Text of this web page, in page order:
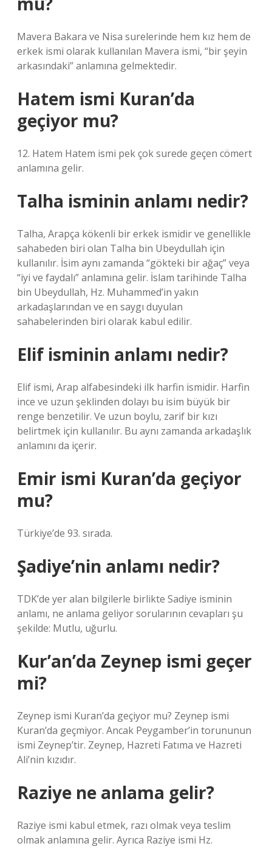
Mavera Bakara ve Nisa surelerinde hem kız hem de
erkek ismi olarak kullanılan Mavera ismi, “bir şeyin
arkasındaki” anlamına gelmektedir.
Hatem ismi Kuran’da
geçiyor mu?
12. Hatem Hatem ismi pek çok surede geçen cömert
anlamına gelir.
Talha isminin anlamı nedir?
Talha, Arapça kökenli bir erkek ismidir ve genellikle
sahabeden biri olan Talha bin Ubeydullah için
kullanılır. İsim aynı zamanda “gökteki bir ağaç” veya
“iyi ve faydalı” anlamına gelir. İslam tarihinde Talha
bin Ubeydullah, Hz. Muhammed’in yakın
arkadaşlarından ve en saygı duyulan
sahabelerinden biri olarak kabul edilir.
Elif isminin anlamı nedir?
Elif ismi, Arap alfabesindeki ilk harfin ismidir. Harfin
ince ve uzun şeklinden dolayı bu isim büyük bir
renge benzetilir. Ve uzun boylu, zarif bir kızı
belirtmek için kullanılır. Bu aynı zamanda arkadaşlık
anlamını da içerir.
Emir ismi Kuran’da geçiyor
mu?
Türkiye’de 93. sırada.
Şadiye’nin anlamı nedir?
TDK’de yer alan bilgilerle birlikte Sadiye isminin
anlamı, ne anlama geliyor sorularının cevapları şu
şekilde: Mutlu, uğurlu.
Kur’an’da Zeynep ismi geçer
mi?
Zeynep ismi Kuran’da geçiyor mu? Zeynep ismi
Kuran’da geçmiyor. Ancak Peygamber’in torununun
ismi Zeynep’tir. Zeynep, Hazreti Fatıma ve Hazreti
Ali’nin kızıdır.
Raziye ne anlama gelir?
Raziye ismi kabul etmek, razı olmak veya teslim
olmak anlamına gelir. Ayrıca Raziye ismi Hz.